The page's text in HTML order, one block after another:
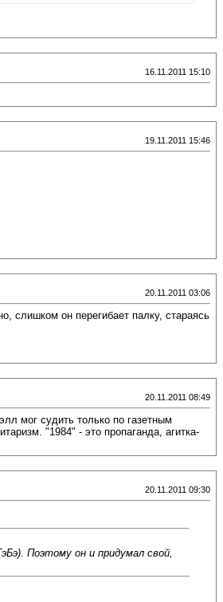
16.11.2011 15:10
19.11.2011 15:46
20.11.2011 03:06
слишком он перегибает палку, стараясь
20.11.2011 08:49
мог судить только по газетным
"1984" - это пропаганда, агитка-
20.11.2011 09:30
Поэтому он и придумал свой,